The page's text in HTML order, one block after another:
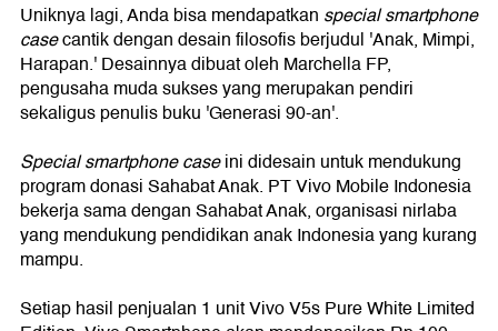
Uniknya lagi, Anda bisa mendapatkan special smartphone
casecantik dengan desain filosofisberjudul 'Anak, Mimpi,
Harapan.'Desainnya dibuatoleh Marchella FP,
pengusaha muda sukses yang merupakan pendiri
sekaligus penulis buku 'Generasi 90-an'.
Special smartphone caseini didesain untuk mendukung
program donasi Sahabat Anak. PT Vivo Mobile Indonesia
bekerjasama dengan Sahabat Anak, organisasi nirlaba
yang mendukung pendidikan anak Indonesia yang kurang
mampu.
Setiap hasil penjualan 1 unit Vivo V5s Pure White Limited